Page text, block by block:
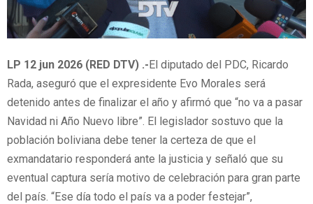
LP 12 jun 2026 (RED DTV) .-El diputado del PDC, Ricardo
Rada, aseguró que el expresidente Evo Morales será
detenido antes de finalizar el año y afirmó que “no va a pasar
Navidad ni Año Nuevo libre”. El legislador sostuvo que la
población boliviana debe tener la certeza de que el
exmandatario responderá ante la justicia y señaló que su
eventual captura sería motivo de celebración para gran parte
del país. “Ese día todo el país va a poder festejar”,